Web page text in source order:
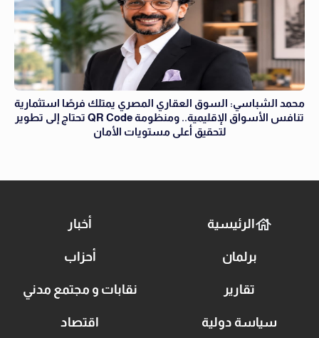
محمد الشباسي: السوق العقاري المصري يمتلك فرصًا استثمارية
تنافس الأسواق الإقليمية.. ومنظومة QR Code تحتاج إلى تطوير
لتحقيق أعلى مستويات الأمان
الرئيسية أخبار
برلمان أحزاب
تقارير نقابات و مجتمع مدني
سياسة دولية اقتصاد